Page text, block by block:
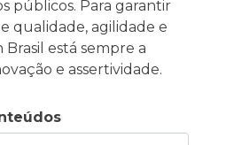
públicos. Para garantir
qualidade, agilidade e
está sempre a
e assertividade.